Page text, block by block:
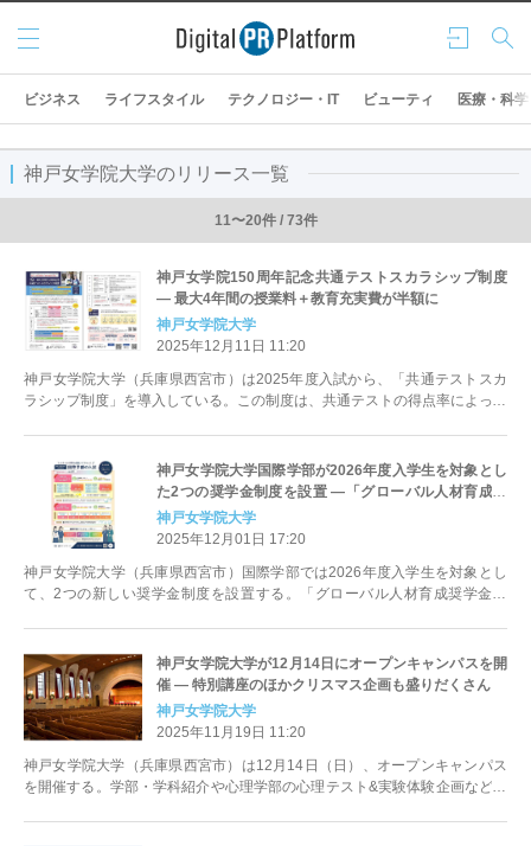
ログ
イン
検索
メニ
ュー
ビジネス ライフスタイル テクノロジー・IT ビューティ 医療・科学
神戸女学院大学のリリース一覧
11〜20件 / 73件
神戸女学院150周年記念共通テストスカラシップ制度
― 最大4年間の授業料＋教育充実費が半額に
神戸女学院大学
2025年12月11日 11:20
神戸女学院大学（兵庫県西宮市）は2025年度入試から、「共通テストスカ
ラシップ制度」を導入している。この制度は、共通テストの得点率によって
神戸女学院大学国際学部が2026年度入学生を対象とし
た2つの奨学金制度を設置 ―「グローバル人材育成奨
学金制度」と「留学サポート制度」
神戸女学院大学
2025年12月01日 17:20
神戸女学院大学（兵庫県西宮市）国際学部では2026年度入学生を対象とし
て、2つの新しい奨学金制度を設置する。「グローバル人材育成奨学金制
神戸女学院大学が12月14日にオープンキャンパスを開
催 ― 特別講座のほかクリスマス企画も盛りだくさん
神戸女学院大学
2025年11月19日 11:20
神戸女学院大学（兵庫県西宮市）は12月14日（日）、オープンキャンパス
を開催する。学部・学科紹介や心理学部の心理テスト&実験体験企画などを